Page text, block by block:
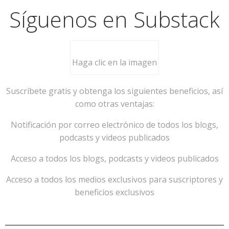
Síguenos en Substack
Haga clic en la imagen
Suscríbete gratis y obtenga los siguientes beneficios, así
como otras ventajas:
Notificación por correo electrónico de todos los blogs,
podcasts y videos publicados
Acceso a todos los blogs, podcasts y videos publicados
Acceso a todos los medios exclusivos para suscriptores y
beneficios exclusivos